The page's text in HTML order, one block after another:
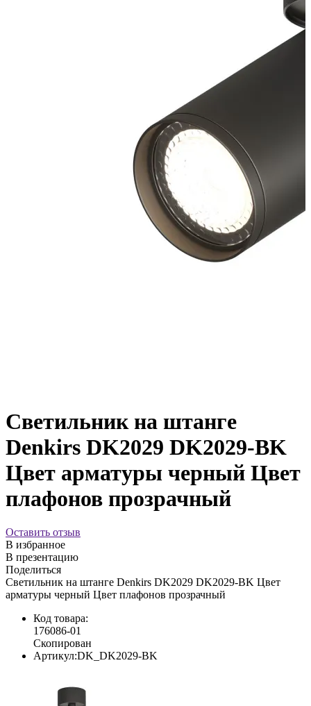
Светильник на штанге
Denkirs DK2029 DK2029-BK
Цвет арматуры черный Цвет
плафонов прозрачный
Оставить отзыв
В избранное
В презентацию
Поделиться
Светильник на штанге Denkirs DK2029 DK2029-BK Цвет
арматуры черный Цвет плафонов прозрачный
Код товара:
176086-01
Скопирован
Артикул:DK_DK2029-BK